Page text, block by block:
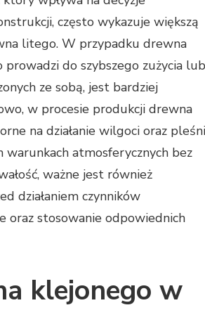
często wykazuje większą
litego. W przypadku drewna
do szybszego zużycia lub
ze sobą, jest bardziej
w procesie produkcji drewna
na działanie wilgoci oraz
atmosferycznych bez
ważne jest również
działaniem czynników
oraz stosowanie odpowiednich
klejonego w